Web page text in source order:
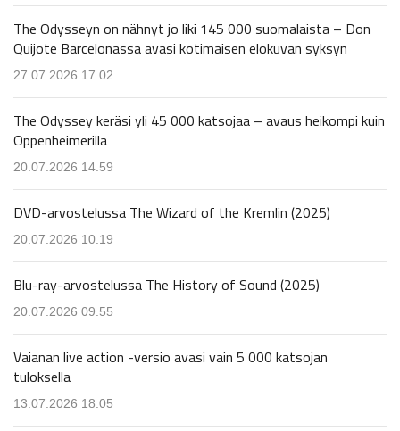
The Odysseyn on nähnyt jo liki 145 000 suomalaista – Don
Quijote Barcelonassa avasi kotimaisen elokuvan syksyn
27.07.2026 17.02
The Odyssey keräsi yli 45 000 katsojaa – avaus heikompi kuin
Oppenheimerilla
20.07.2026 14.59
DVD-arvostelussa The Wizard of the Kremlin (2025)
20.07.2026 10.19
Blu-ray-arvostelussa The History of Sound (2025)
20.07.2026 09.55
Vaianan live action -versio avasi vain 5 000 katsojan
tuloksella
13.07.2026 18.05